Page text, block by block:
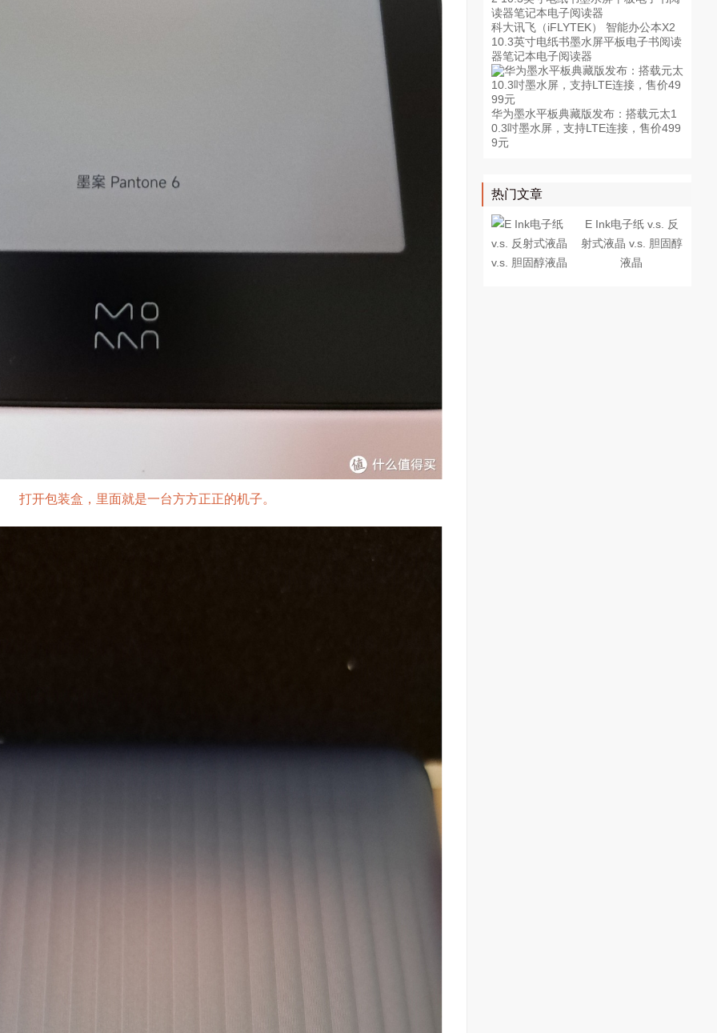
打开包装盒，里面就是一台方方正正的机子。
科大讯飞（iFLYTEK） 智能办公本X2
10.3英寸电纸书墨水屏平板电子书阅读
器笔记本电子阅读器
华为墨水平板典藏版发布：搭载元太1
0.3吋墨水屏，支持LTE连接，售价499
9元
热门文章
E Ink电子纸 v.s. 反
射式液晶 v.s. 胆固醇
液晶